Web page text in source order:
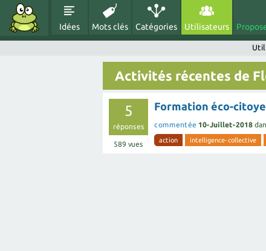
Idées Mots clés Catégories Utilisateurs
Activités récentes de
5
réponses
589 vues
Formation éco-
commentée 10-Juillet-2018
action intelligence-collective